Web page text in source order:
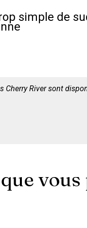
simple de
Cherry River sont